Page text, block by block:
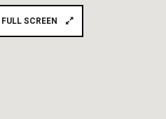
FULL SCREEN